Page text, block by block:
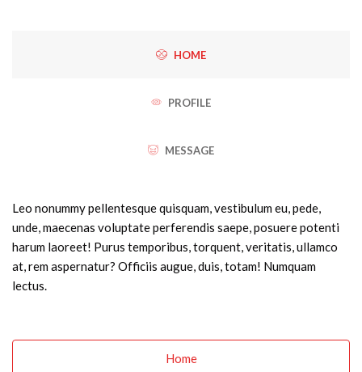
HOME
PROFILE
MESSAGE
Leo nonummy pellentesque quisquam, vestibulum eu, pede,
unde, maecenas voluptate perferendis saepe, posuere potenti
harum laoreet! Purus temporibus, torquent, veritatis, ullamco
at, rem aspernatur? Officiis augue, duis, totam! Numquam
lectus.
Home